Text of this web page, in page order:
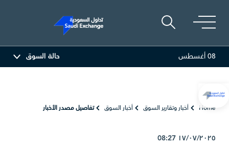
08 أغسطس حالة السوق
Home أخبار وتقارير السوق أخبار السوق تفاصيل مصدر الأخبار
١٧/٠٧/٢٠٢٥